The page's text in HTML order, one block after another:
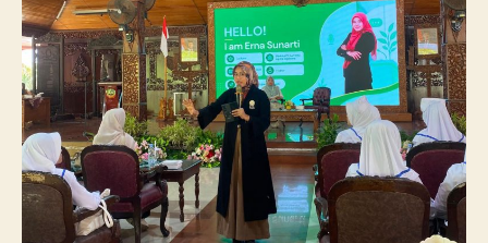
Bekali
Mahasiswa
Kebidanan
Blora
Etika
dan
Keterampilan
Public
Speaking